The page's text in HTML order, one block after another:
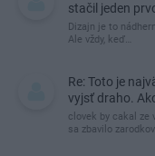
stačil jeden
Dizajn je to
Ale vždy, keď…
Re: Toto je
vyjsť draho.
clovek by cakal ze
sa zbavilo